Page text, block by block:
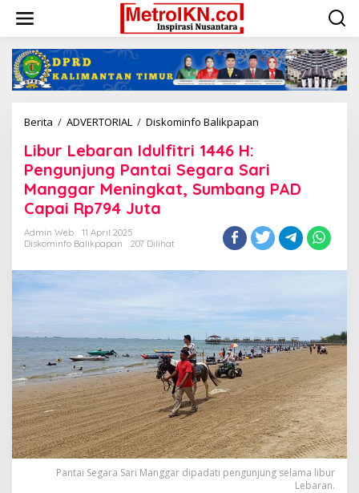
konten
Berita / ADVERTORIAL / Diskominfo Balikpapan
1446
H:
Pengunjung
Sari
Manggar
Capai
Rp794
Juta
Libur Lebaran Idulfitri 1446 H:
Pengunjung Pantai Segara Sari
Manggar Meningkat, Sumbang PAD
Capai Rp794 Juta
Admin Web
11 April 2025
Diskominfo Balikpapan
207 Dilihat
Pantai Segara Sari Manggar dipadati pengunjung selama libur
Lebaran.